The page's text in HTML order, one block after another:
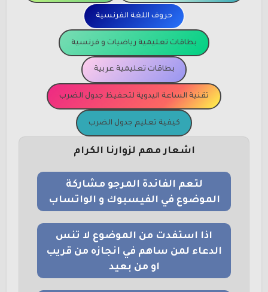
حروف اللغة الفرنسية
بطاقات تعليمية رياضيات و فرنسية
بطاقات تعليمية عربية
تقنية الساعة اليدوية لتحفيظ جدول الضرب
كيفية تعليم جدول الضرب
اشعار مهم لزوارنا الكرام
لتعم الفائدة المرجو مشاركة
الموضوع في الفيسبوك و الواتساب
اذا استفدت من الموضوع لا تنس
الدعاء لمن ساهم في انجازه من قريب
او من بعيد